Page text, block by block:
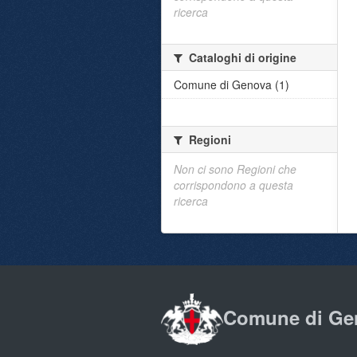
ricerca
Cataloghi di origine
Comune di Genova (1)
Regioni
Non ci sono Regioni che
corrispondono a questa
ricerca
Comune di